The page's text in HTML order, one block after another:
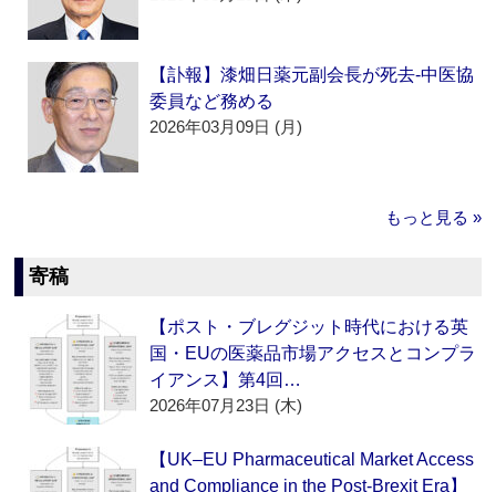
【訃報】漆畑日薬元副会長が死去‐中医協
委員など務める
2026年03月09日 (月)
もっと見る »
寄稿
【ポスト・ブレグジット時代における英
国・EUの医薬品市場アクセスとコンプラ
イアンス】第4回…
2026年07月23日 (木)
【UK–EU Pharmaceutical Market Access
and Compliance in the Post-Brexit Era】